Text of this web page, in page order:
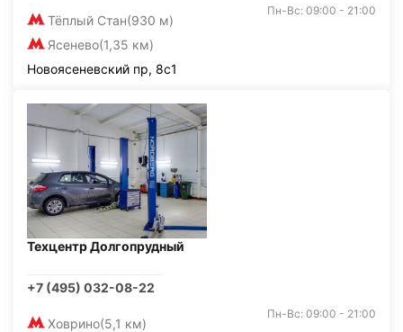
Тёплый Стан(930 м)
Ясенево(1,35 км)
Пн-Вс: 09:00 - 21:00
Новоясеневский пр, 8с1
Техцентр Долгопрудный
+7 (495) 032-08-22
Ховрино(5,1 км)
Пн-Вс: 09:00 - 21:00